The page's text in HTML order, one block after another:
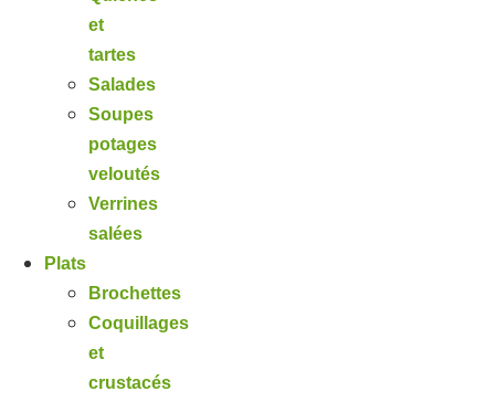
et
tartes
Salades
Soupes
potages
veloutés
Verrines
salées
Plats
Brochettes
Coquillages
et
crustacés